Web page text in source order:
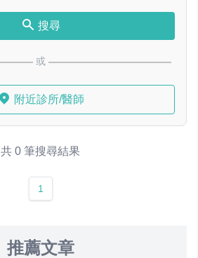
搜尋
或
附近診所/醫師
共 0 筆搜尋結果
1
推薦文章